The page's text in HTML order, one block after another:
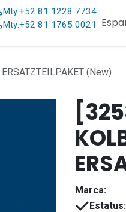
Mty:+52 81 1228 7734
Mty:+52 81 1765 0021
(New)
Marca:
Estatus: